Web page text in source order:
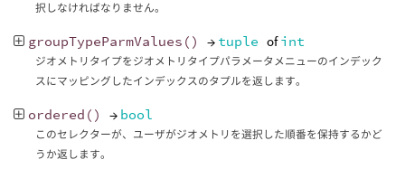
択しなければなりません。
groupTypeParmValues () → tuple ofint
ジオメトリタイプをジオメトリタイプパラメータメニューのインデック
スにマッピングしたインデックスのタプルを返します。
ordered () → bool
このセレクターが、ユーザがジオメトリを選択した順番を保持するかど
うか返します。